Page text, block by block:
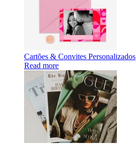
Cartões & Convites Personalizados
Read more